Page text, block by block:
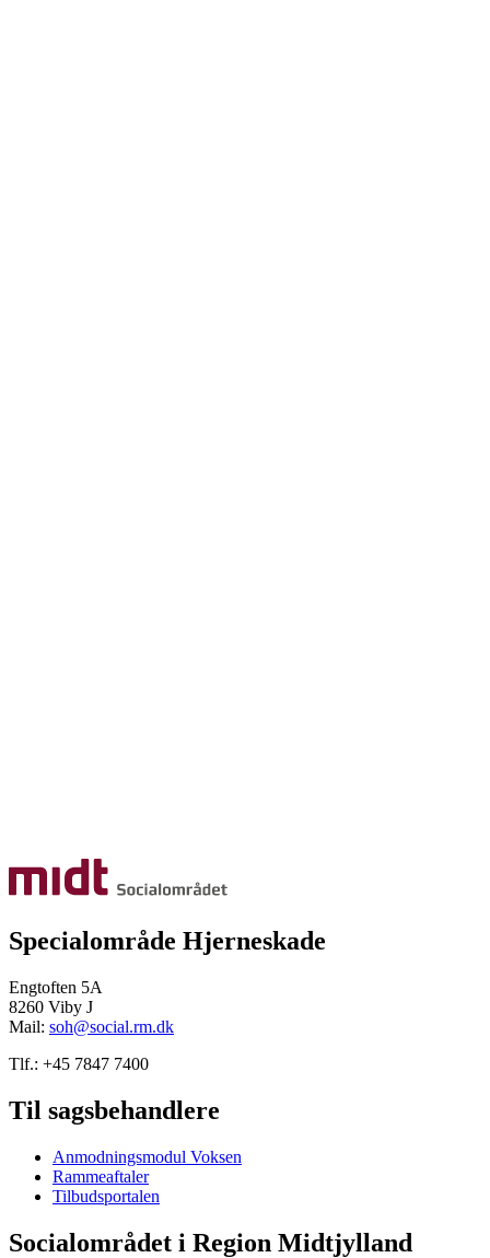
Specialområde Hjerneskade
Engtoften 5A
8260 Viby J
Mail: soh@social.rm.dk
Tlf.: +45 7847 7400
Til sagsbehandlere
Anmodningsmodul Voksen
Rammeaftaler
Tilbudsportalen
Socialområdet i Region Midtjylland